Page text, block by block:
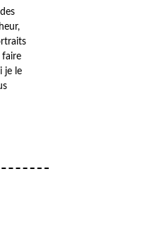
faire
je le